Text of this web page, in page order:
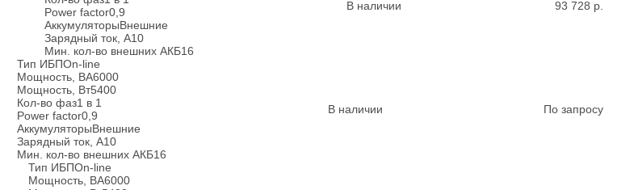
Power factor0,9
АккумуляторыВнешние
Зарядный ток, А10
Мин. кол-во внешних АКБ16
В наличии 93 728 р.
Тип ИБПOn-line
Мощность, ВА6000
Мощность, Вт5400
Кол-во фаз1 в 1
Power factor0,9
АккумуляторыВнешние
Зарядный ток, А10
Мин. кол-во внешних АКБ16
В наличии По запросу
Тип ИБПOn-line
Мощность, ВА6000